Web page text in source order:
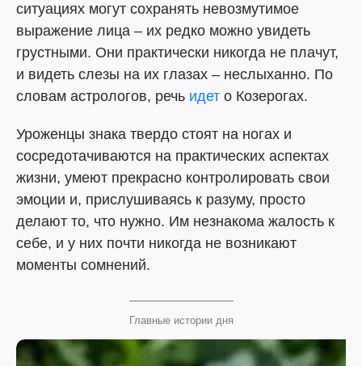
ситуациях могут сохранять невозмутимое
выражение лица – их редко можно увидеть
грустными. Они практически никогда не плачут,
и видеть слезы на их глазах – неслыханно. По
словам астрологов, речь идет о Козерогах.
Уроженцы знака твердо стоят на ногах и
сосредотачиваются на практических аспектах
жизни, умеют прекрасно контролировать свои
эмоции и, прислушиваясь к разуму, просто
делают то, что нужно. Им незнакома жалость к
себе, и у них почти никогда не возникают
моменты сомнений.
Главные истории дня